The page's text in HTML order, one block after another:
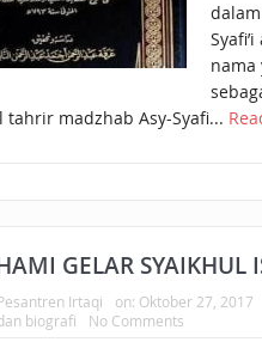
MENJELANG
PERANG BADAR
HAKIKAT
nama
tahrir madzhab Asy-Syafi...
GELAR SYAIKHUL
Irtaqi on: Oktober 27, 2017
biografi No Comments